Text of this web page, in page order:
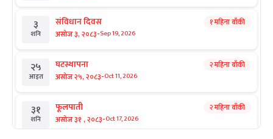
३
शनि
संविधान दिवस
असोज ३, २०८३-Sep 19, 2026
१ महिना बाँकी
२५
आइत
घटस्थापना
असोज २५, २०८३-Oct 11, 2026
२ महिना बाँकी
३१
शनि
फूलपाती
असोज ३१ , २०८३-Oct 17, 2026
२ महिना बाँकी